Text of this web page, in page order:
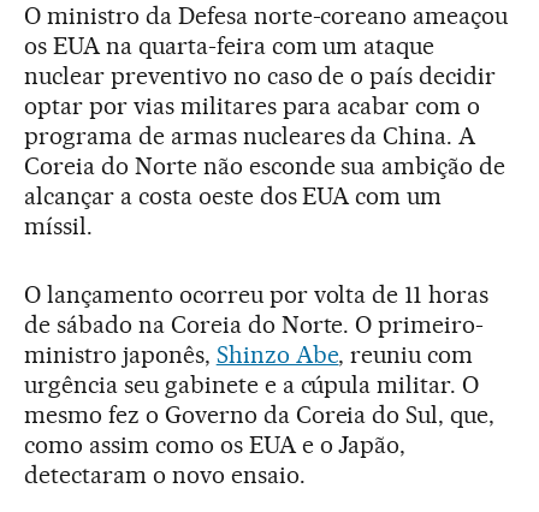
O ministro da Defesa norte-coreano ameaçou
os EUA na quarta-feira com um ataque
nuclear preventivo no caso de o país decidir
optar por vias militares para acabar com o
programa de armas nucleares da China. A
Coreia do Norte não esconde sua ambição de
alcançar a costa oeste dos EUA com um
míssil.
O lançamento ocorreu por volta de 11 horas
de sábado na Coreia do Norte. O primeiro-
ministro japonês, Shinzo Abe, reuniu com
urgência seu gabinete e a cúpula militar. O
mesmo fez o Governo da Coreia do Sul, que,
como assim como os EUA e o Japão,
detectaram o novo ensaio.